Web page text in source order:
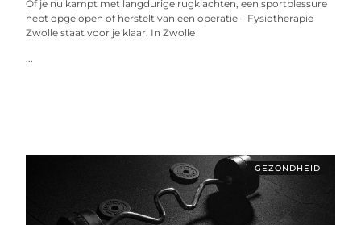
Of je nu kampt met langdurige rugklachten, een sportblessure
hebt opgelopen of herstelt van een operatie – Fysiotherapie
Zwolle staat voor je klaar. In Zwolle
...
GEZONDHEID